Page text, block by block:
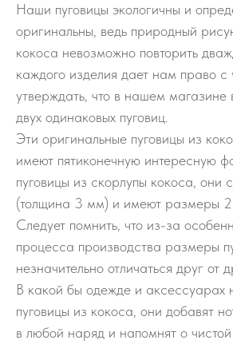
Наши пуговицы экологичны и
оригинальны, ведь природный
кокоса невозможно повторить
каждого изделия дает нам право с
утверждать, что в нашем магазине
двух одинаковых пуговиц.
Эти оригинальные пуговицы из
имеют пятиконечную интересную
пуговицы из скорлупы кокоса, они
(толщина 3 мм) и имеют размеры
Следует помнить, что из-за
процесса производства размеры
незначительно отличаться друг от
В какой бы одежде и аксессуарах
пуговицы из кокоса, они добавят
в любой наряд и напомнят о